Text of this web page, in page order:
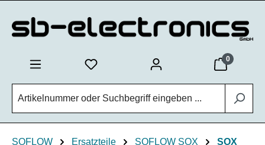
0
SOFLOW Ersatzteile SOFLOW SOX SOX